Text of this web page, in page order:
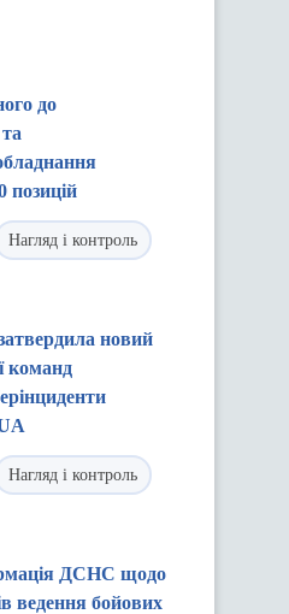
до
позицій
Нагляд і контроль
новий
команд
Нагляд і контроль
ДСНС щодо
ведення бойових